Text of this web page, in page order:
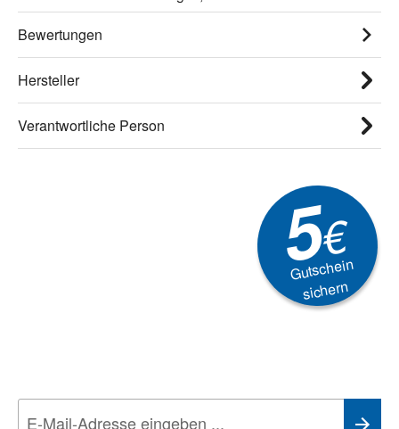
Bewertungen
Hersteller
Verantwortliche Person
5€
Gutschein
sichern